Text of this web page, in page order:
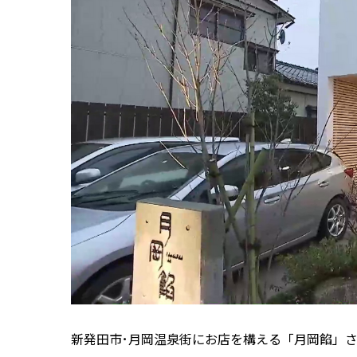
新発田市･月岡温泉街にお店を構える「月岡餡」